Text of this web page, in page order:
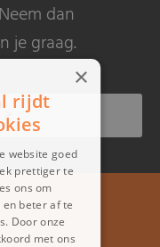
dan
je graag.
×
rijdt
website goed
prettiger te
ons om
beter af te
Door onze
met ons